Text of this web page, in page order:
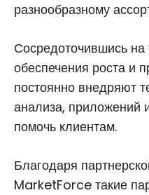
разнообразному
Сосредоточившись
обеспечения роста и
постоянно внедряют
анализа, приложений
помочь клиентам.
Благодаря
MarketForce такие